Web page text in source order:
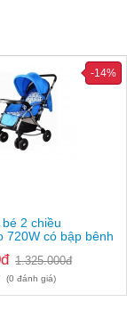
2 chiều
720W có bập bênh
1.325.000đ
-14%
(0 đánh giá)